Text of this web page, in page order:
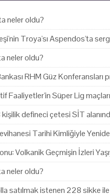
neler oldu?
Troya'sı Aspendos'ta
neler oldu?
RHM Güz Konferansları
Faaliyetler'in Süper Lig
defineci çetesi SİT
Tarihi Kimliğiyle
Volkanik Geçmişin İzleri
neler oldu?
satılmak istenen 228 sikke